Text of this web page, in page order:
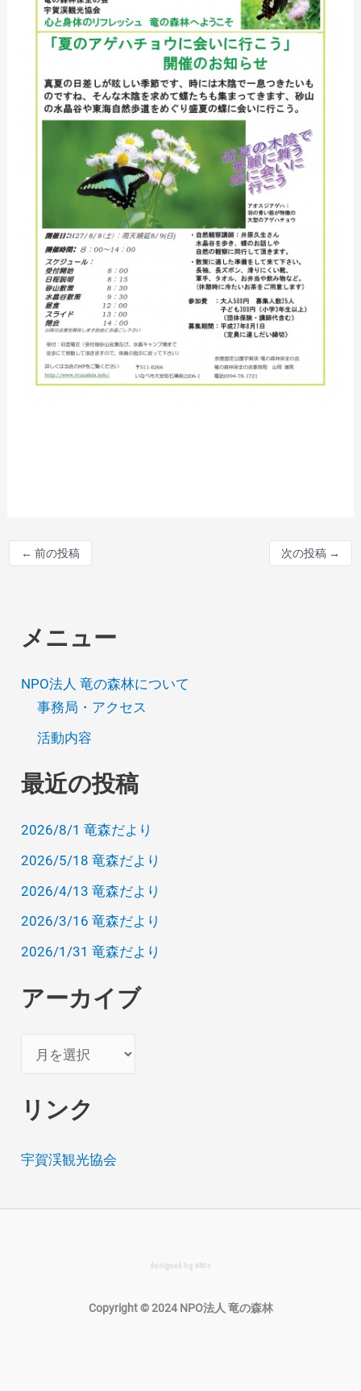
← 前の投稿 次の投稿 →
メニュー
NPO法人 竜の森林について
事務局・アクセス
活動内容
最近の投稿
2026/8/1 竜森だより
2026/5/18 竜森だより
2026/4/13 竜森だより
2026/3/16 竜森だより
2026/1/31 竜森だより
アーカイブ
カ
ブ
リンク
宇賀渓観光協会
Copyright © 2024 NPO法人 竜の森林